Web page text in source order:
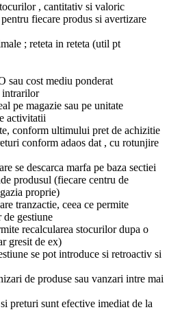
, cantitativ si valoric
fiecare produs si avertizare
; reteta in reteta (util pt
sau cost mediu ponderat
intrarilor
pe magazie sau pe unitate
activitatii
conform ultimului pret de achizitie
conform adaos dat , cu rotunjire
se descarca marfa pe baza sectiei
produsul (fiecare centru de
proprie)
tranzactie, ceea ce permite
de gestiune
recalcularea stocurilor dupa o
gresit de ex)
se pot introduce si retroactiv si
de produse sau vanzari intre mai
preturi sunt efective imediat de la